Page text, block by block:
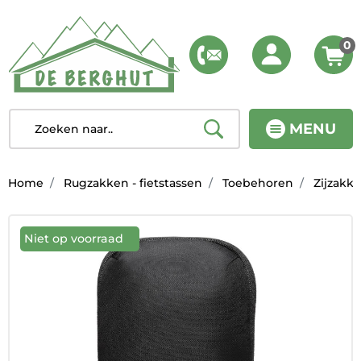
MENU
0
Home Rugzakken - fietstassen Toebehoren
Niet op voorraad